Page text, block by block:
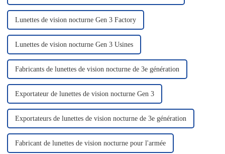
Lunettes de vision nocturne Gen 3 Factory
Lunettes de vision nocturne Gen 3 Usines
Fabricants de lunettes de vision nocturne de 3e génération
Exportateur de lunettes de vision nocturne Gen 3
Exportateurs de lunettes de vision nocturne de 3e génération
Fabricant de lunettes de vision nocturne pour l'armée